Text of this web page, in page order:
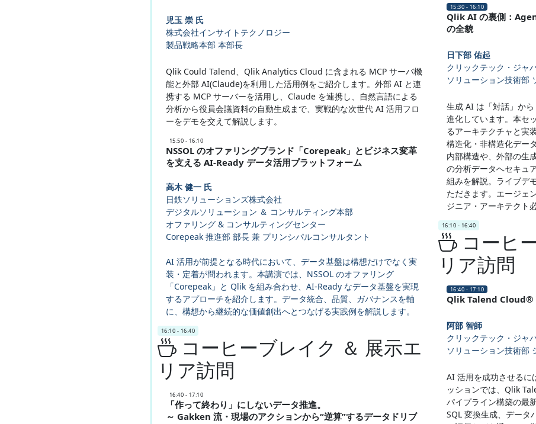
児玉 崇 氏
株式会社インサイトテクノロジー
製品戦略本部 本部長
Qlik Could Talend、Qlik Analytics Cloud に含まれる MCP サーバ機
能と外部 AI(Claude)を利用した活用例をご紹介します。外部 AI と連
携する MCP サーバーを活用し、Claude を連携し、自然言語による
分析から役員会議資料の自動生成まで、実戦的な次世代 AI 活用フロ
ーをデモを交えて解説します。
15:50 - 16:10
NSSOL のオファリングブランド「Corepeak」とビジネス変革
を支える AI-Ready データ活用プラットフォーム
高木 健一 氏
日鉄ソリューションズ株式会社
デジタルソリューション ＆ コンサルティング本部
オファリング & コンサルティングセンター
Corepeak 推進部 部長 兼 プリンシパルコンサルタント
AI 活用が前提となる時代において、データ基盤は構想だけでなく実
装・定着が問われます。本講演では、NSSOL のオファリング
「Corepeak」と Qlik を組み合わせ、AI‑Ready なデータ基盤を実現
するアプローチを紹介します。データ統合、品質、ガバナンスを軸
に、構想から継続的な価値創出へとつなげる実践例を解説します。
16:10 - 16:40
コーヒーブレイク ＆ 展示エ
リア訪問
16:40 - 17:10
「作って終わり」にしないデータ推進。
～ Gakken 流・現場のアクションから“逆算”するデータドリブ
15:30 - 16:10
Qlik AI の裏側：
の全貌
日下部 佑起
クリックテック・ジャ
ソリューション技術部
生成 AI は「対話」か
進化しています。本セ
るアーキテクチャと実
構造化・非構造化デー
内部構造や、外部の生
の分析データへセキュ
組みを解説。ライブデ
ただきます。エージェ
ジニア・アーキテクト
16:10 - 16:40
コーヒ
リア訪問
16:40 - 17:10
Qlik Talend Cloud®
阿部 智師
クリックテック・ジャ
ソリューション技術部
AI 活用を成功させるに
ッションでは、Qlik
パイプライン構築の最
SQL 変換生成、データ